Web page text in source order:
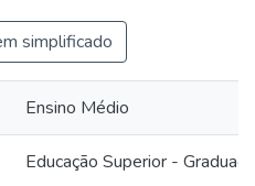
simplificado
Ensino Médio
Educação Superior -